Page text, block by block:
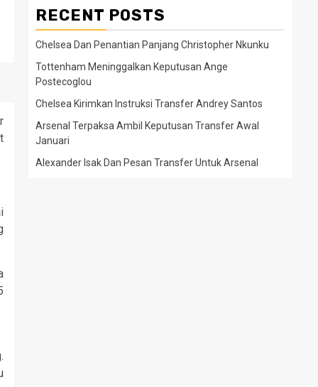
RECENT POSTS
Chelsea Dan Penantian Panjang Christopher Nkunku
Tottenham Meninggalkan Keputusan Ange
Postecoglou
Chelsea Kirimkan Instruksi Transfer Andrey Santos
Arsenal Terpaksa Ambil Keputusan Transfer Awal
Januari
Alexander Isak Dan Pesan Transfer Untuk Arsenal